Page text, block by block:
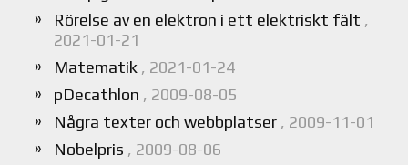
Rörelse av en elektron i ett elektriskt fält ,
2021-01-21
Matematik , 2021-01-24
pDecathlon , 2009-08-05
Några texter och webbplatser , 2009-11-01
Nobelpris , 2009-08-06